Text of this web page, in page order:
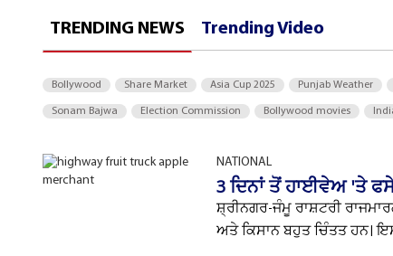
TRENDING NEWS Trending Video
Bollywood Share Market Asia Cup 2025 Punjab Weather
Sonam Bajwa Election Commission Bollywood movies
NATIONAL
3 ਦਿਨਾਂ ਤੋਂ ਹਾਈਵੇਅ 'ਤੇ
ਸ਼੍ਰੀਨਗਰ-ਜੰਮੂ ਰਾਸ਼ਟਰੀ
ਅਤੇ ਕਿਸਾਨ ਬਹੁਤ ਚਿੰਤਤ ਹਨ।